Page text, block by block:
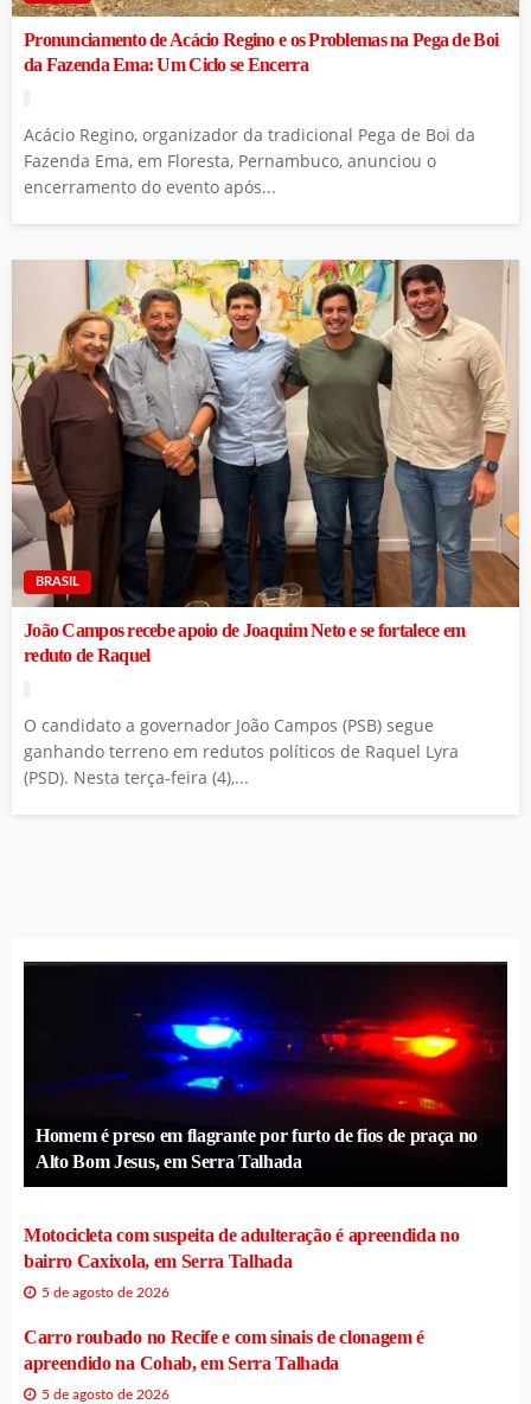
Pronunciamento de Acácio Regino e os Problemas na Pega de Boi
da Fazenda Ema: Um Ciclo se Encerra
Acácio Regino, organizador da tradicional Pega de Boi da
Fazenda Ema, em Floresta, Pernambuco, anunciou o
encerramento do evento após...
BRASIL
João Campos recebe apoio de Joaquim Neto e se fortalece em
reduto de Raquel
O candidato a governador João Campos (PSB) segue
ganhando terreno em redutos políticos de Raquel Lyra
(PSD). Nesta terça-feira (4),...
Homem é preso em flagrante por furto de fios de praça no
Alto Bom Jesus, em Serra Talhada
Motocicleta com suspeita de adulteração é apreendida no
bairro Caxixola, em Serra Talhada
5 de agosto de 2026
Carro roubado no Recife e com sinais de clonagem é
apreendido na Cohab, em Serra Talhada
5 de agosto de 2026